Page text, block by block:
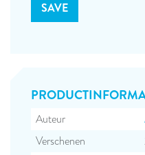
Auteur
Verschenen